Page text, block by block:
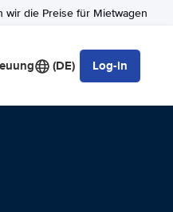
wir die Preise für Mietwagen
(DE) Log-in